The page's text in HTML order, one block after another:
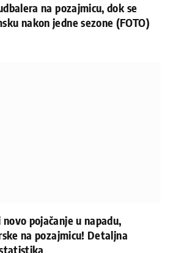
na pozajmicu, dok se
nakon jedne sezone (FOTO)
pojačanje u napadu,
na pozajmicu! Detaljna